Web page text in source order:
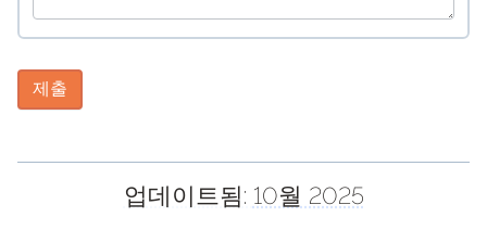
제출
업데이트됨: 10월 2025